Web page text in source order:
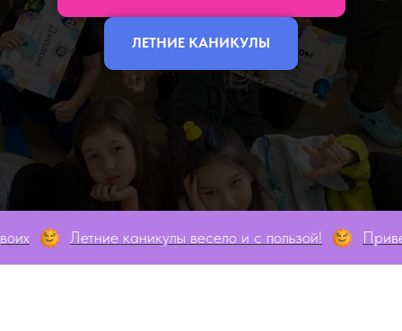
ЛЕТНИЕ КАНИКУЛЫ
каникулы весело и с пользой! Приведи друга в